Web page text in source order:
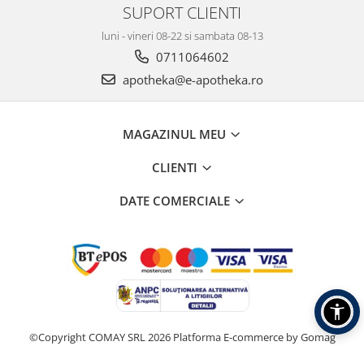
SUPORT CLIENTI
luni - vineri 08-22 si sambata 08-13
0711064602
apotheka@e-apotheka.ro
MAGAZINUL MEU
CLIENTI
DATE COMERCIALE
©Copyright COMAY SRL 2026 Platforma E-commerce by Gomag